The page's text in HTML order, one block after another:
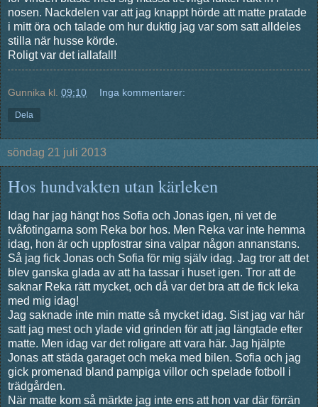
nosen. Nackdelen var att jag knappt hörde att matte pratade
i mitt öra och talade om hur duktig jag var som satt alldeles
stilla när husse körde.
Roligt var det iallafall!
Gunnika kl. 09:10 Inga kommentarer:
Dela
söndag 21 juli 2013
Hos hundvakten utan kärleken
Idag har jag hängt hos Sofia och Jonas igen, ni vet de
tvåfotingarna som Reka bor hos. Men Reka var inte hemma
idag, hon är och uppfostrar sina valpar någon annanstans.
Så jag fick Jonas och Sofia för mig själv idag. Jag tror att det
blev ganska glada av att ha tassar i huset igen. Tror att de
saknar Reka rätt mycket, och då var det bra att de fick leka
med mig idag!
Jag saknade inte min matte så mycket idag. Sist jag var här
satt jag mest och ylade vid grinden för att jag längtade efter
matte. Men idag var det roligare att vara här. Jag hjälpte
Jonas att städa garaget och meka med bilen. Sofia och jag
gick promenad bland pampiga villor och spelade fotboll i
trädgården.
När matte kom så märkte jag inte ens att hon var där förrän